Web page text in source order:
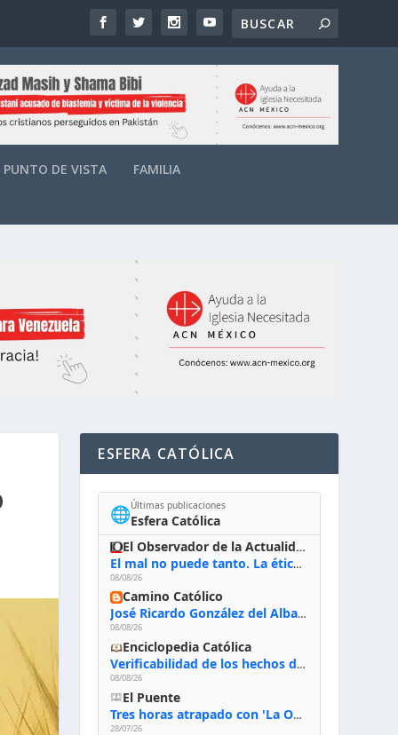
PUNTO DE VISTA FAMILIA
ESFERA CATÓLICA
🌐Últimas publicaciones
Esfera Católica
El Observador de la Actualidad
El mal no puede tanto. La ética del bien posible
08/08/26
Camino Católico
José Ricardo González del Alba, artista sacro: «Yo oro, hablo con Dios, le pido al Espíritu Santo su inspiración y siempre pinto rezando el rosario para que sea Él quien actúe a través de mis manos»
08/08/26
Enciclopedia Católica
Verificabilidad de los hechos de la Biblia
08/08/26
El Puente
Tres horas atrapado con 'La Odisea' de Nolan
28/07/26